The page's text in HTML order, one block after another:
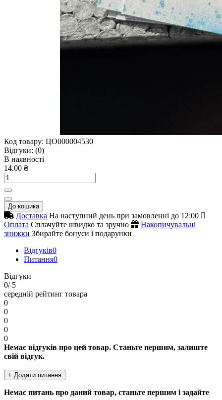
Код товару: ЦО000004530
Відгуки: (0)
В наявності
14.00 ₴
До кошика
Доставка На наступний день при замовленні до 12:00
Оплата Сплачуйте швидко та зручно
Накопичувальні
знижки Збирайте бонуси і подарунки
Відгуків0
Питання0
Відгуки
0/ 5
середній рейтинг товара
0
0
0
0
0
Немає відгуків про цей товар. Станьте першим, залиште
свій відгук.
+ Додати питання
Немає питань про даний товар, станьте першим і задайте